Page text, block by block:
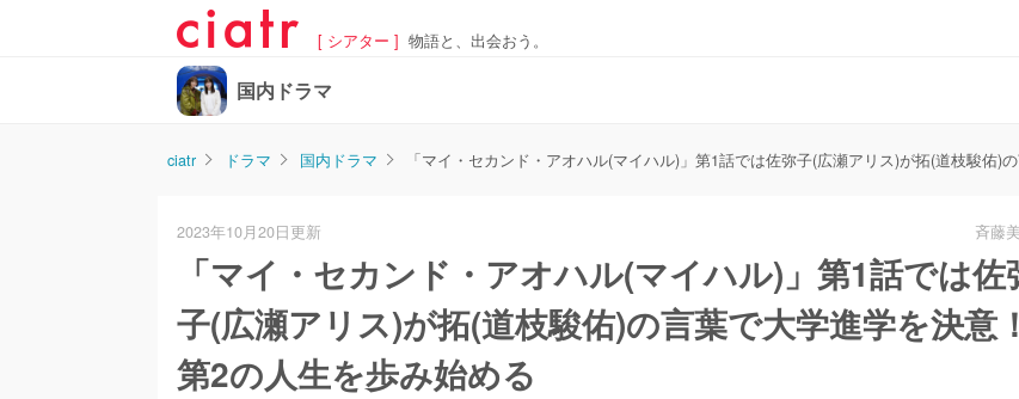
[ シアター ] 物語と、出会おう。
国内ドラマ
ciatr ドラマ 国内ドラマ 「マイ・セカンド・アオハル(マイハル)」第1話では佐弥子(広瀬アリス)が拓(道枝駿佑)
2023年10月20日更新 斉藤
「マイ・セカンド・アオハル(マイハル)」第1話では佐
子(広瀬アリス)が拓(道枝駿佑)の言葉で大学進学を決意！
第2の人生を歩み始める